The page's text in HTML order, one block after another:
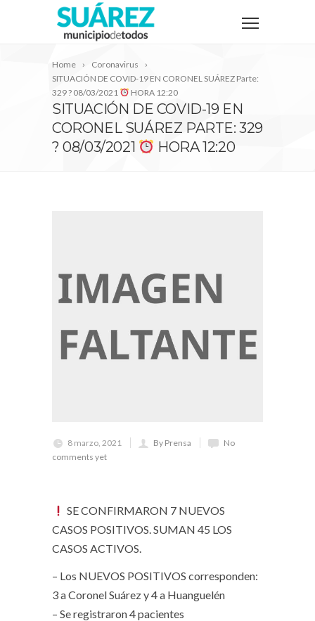
Home
Coronavirus
SITUACIÓN DE COVID-19 EN CORONEL SUÁREZ Parte:
329 ? 08/03/2021
HORA 12:20
SITUACIÓN DE COVID-19 EN
CORONEL SUÁREZ PARTE: 329
? 08/03/2021
HORA 12:20
8 marzo, 2021 By Prensa
No
comments yet
SE CONFIRMARON 7 NUEVOS
CASOS POSITIVOS. SUMAN 45 LOS
CASOS ACTIVOS.
– Los NUEVOS POSITIVOS corresponden:
3 a Coronel Suárez y 4 a Huanguelén
– Se registraron 4 pacientes